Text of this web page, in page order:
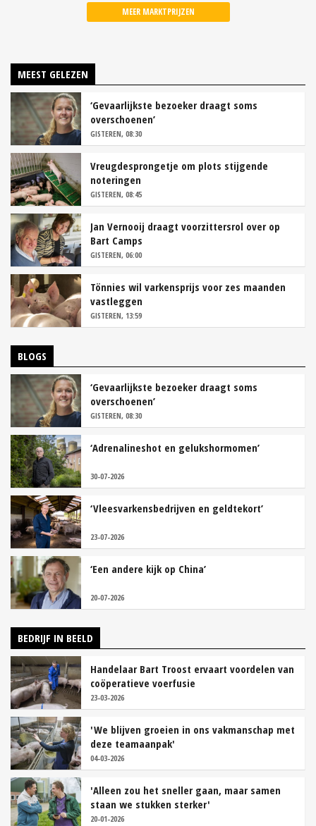
MEER MARKTPRIJZEN
MEEST GELEZEN
‘Gevaarlijkste bezoeker draagt soms
overschoenen’
GISTEREN, 08:30
Vreugdesprongetje om plots stijgende
noteringen
GISTEREN, 08:45
Jan Vernooij draagt voorzittersrol over op
Bart Camps
GISTEREN, 06:00
Tönnies wil varkensprijs voor zes maanden
vastleggen
GISTEREN, 13:59
BLOGS
‘Gevaarlijkste bezoeker draagt soms
overschoenen’
GISTEREN, 08:30
‘Adrenalineshot en gelukshormomen’
30-07-2026
‘Vleesvarkensbedrijven en geldtekort’
23-07-2026
‘Een andere kijk op China’
20-07-2026
BEDRIJF IN BEELD
Handelaar Bart Troost ervaart voordelen van
coöperatieve voerfusie
23-03-2026
'We blijven groeien in ons vakmanschap met
deze teamaanpak'
04-03-2026
'Alleen zou het sneller gaan, maar samen
staan we stukken sterker'
20-01-2026